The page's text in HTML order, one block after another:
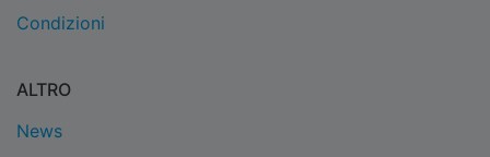
Condizioni
ALTRO
News